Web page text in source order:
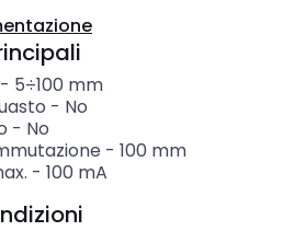
5÷100 mm
- No
- No
- 100 mm
- 100 mA